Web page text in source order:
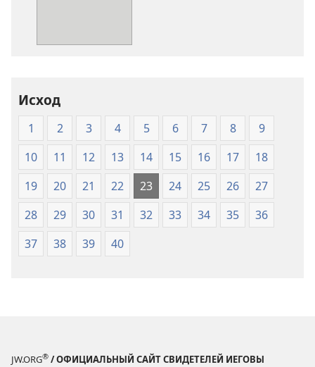
года)года)
Исход
1 2 3 4 5 6 7 8
9
10
11 12 13 14 15 16 17
18
19
20 21 22 23 24 25 26
27
28
29 30 31 32 33 34 35
36
37
38 39 40
JW.ORG® / ОФИЦИАЛЬНЫЙ САЙТ СВИДЕТЕЛЕЙ ИЕГОВЫ